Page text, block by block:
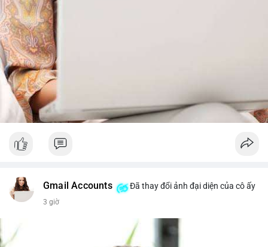
Gmail Accounts Đã thay đổi ảnh đại diện của cô ấy
3 giờ